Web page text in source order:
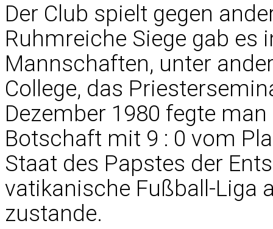
Der Club spielt gegen
Ruhmreiche Siege gab
Mannschaften, unter
College, das
Dezember 1980 fegte
Botschaft mit 9 : 0 vom
Staat des Papstes der
vatikanische Fußball-Liga
zustande.